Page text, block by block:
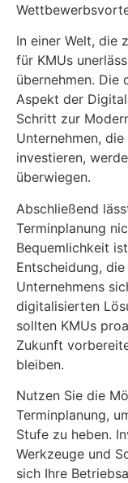
In einer Welt, die
für KMUs
übernehmen. Die
Aspekt der
Schritt zur
Unternehmen,
investieren,
überwiegen.
Abschließend
Terminplanung
Bequemlichkeit
Entscheidung,
Unternehmens
digitalisierten
sollten KMUs
Zukunft
bleiben.
Nutzen Sie die
Terminplanung,
Stufe zu heben.
Werkzeuge und
sich Ihre